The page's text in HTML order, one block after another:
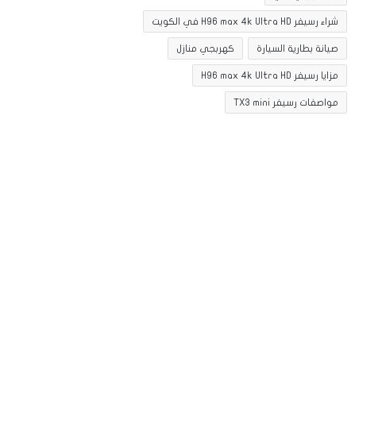
شراء رسيفر H96 max 4k Ultra HD في الكويت
صيانة بطارية السيارة كهربجي منازل
مزايا رسيفر H96 max 4k Ultra HD
مواصفات رسيفر TX3 mini